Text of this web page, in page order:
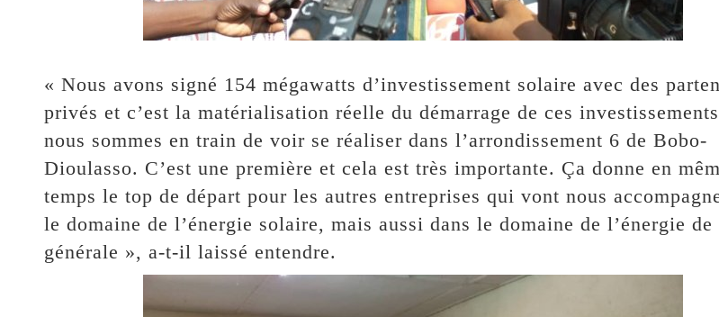
« Nous avons signé 154 mégawatts d’investissement solaire avec des
privés et c’est la matérialisation réelle du démarrage de ces
nous sommes en train de voir se réaliser dans l’arrondissement 6 de Bobo-
Dioulasso. C’est une première et cela est très importante. Ça donne en
temps le top de départ pour les autres entreprises qui vont nous
le domaine de l’énergie solaire, mais aussi dans le domaine de l’énergie de
générale », a-t-il laissé entendre.